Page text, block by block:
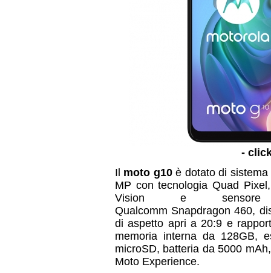
-
Il moto g10è dotato di sistema
MP con tecnologia Quad
Vision e sensore
Qualcomm Snapdragon 460,
di aspetto apri a 20:9 e
memoria interna da 128GB,
microSD, batteria da 5000
Moto Experience.